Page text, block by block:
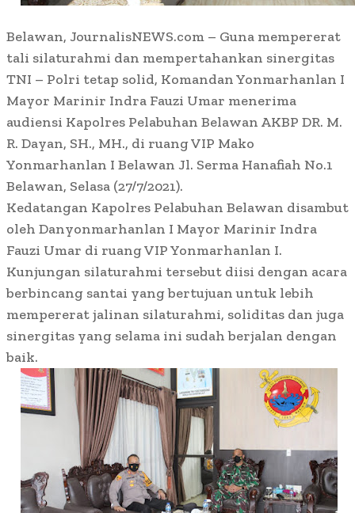
Belawan, JournalisNEWS.com – Guna mempererat
tali silaturahmi dan mempertahankan sinergitas
TNI – Polri tetap solid, Komandan Yonmarhanlan I
Mayor Marinir Indra Fauzi Umar menerima
audiensi Kapolres Pelabuhan Belawan AKBP DR. M.
R. Dayan, SH., MH., di ruang VIP Mako
Yonmarhanlan I Belawan Jl. Serma Hanafiah No.1
Belawan, Selasa (27/7/2021).
Kedatangan Kapolres Pelabuhan Belawan disambut
oleh Danyonmarhanlan I Mayor Marinir Indra
Fauzi Umar di ruang VIP Yonmarhanlan I.
Kunjungan silaturahmi tersebut diisi dengan acara
berbincang santai yang bertujuan untuk lebih
mempererat jalinan silaturahmi, soliditas dan juga
sinergitas yang selama ini sudah berjalan dengan
baik.